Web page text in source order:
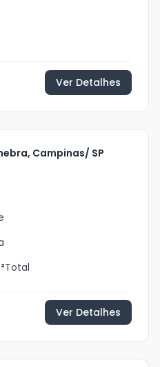
Ver Detalhes
Campinas/ SP
Total
Ver Detalhes